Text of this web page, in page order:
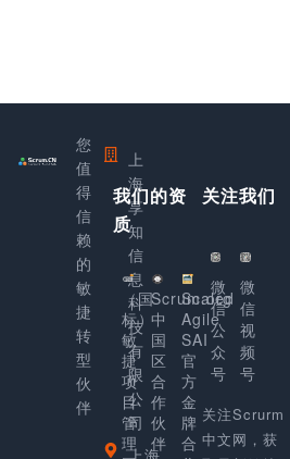
您
值
得
信
赖
的
敏
捷
转
型
伙
伴
上
海
享
知
信
息
科
技
有
限
公
司
我们的资
质
（国
标）
敏
捷
项
目
管
理
Scrum.org
中
国
区
合
作
伙
伴
Scaled
Agile
SAI
官
方
金
牌
合
关注我们
微
信
公
众
号
微
信
视
频
号
关注Scrurm
中文网，获